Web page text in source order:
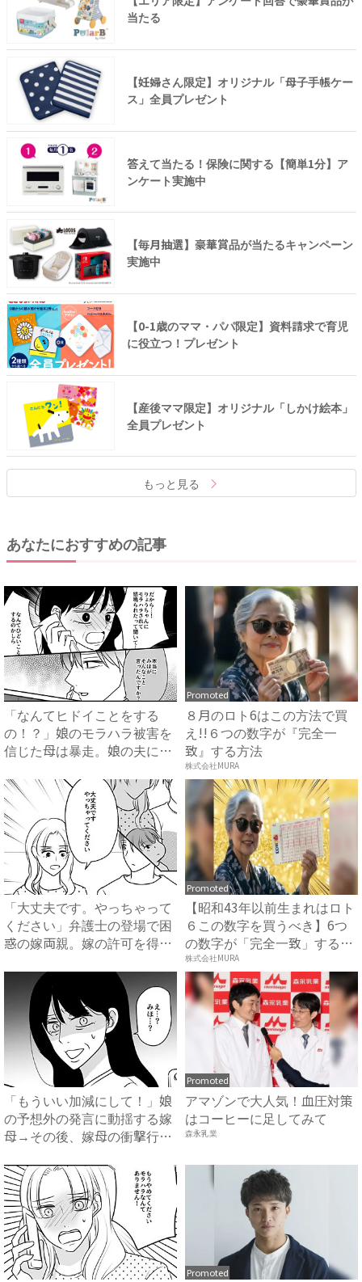
当たる
【妊婦さん限定】オリジナル「母子手帳ケー
ス」全員プレゼント
答えて当たる！保険に関する【簡単1分】ア
ンケート実施中
【毎月抽選】豪華賞品が当たるキャンペーン
実施中
【0-1歳のママ・パパ限定】資料請求で育児
に役立つ！プレゼント
【産後ママ限定】オリジナル「しかけ絵本」
全員プレゼント
もっと見る
あなたにおすすめの記事
「なんてヒドイことをする
の！？」娘のモラハラ被害を
信じた母は暴走。娘の夫に電
Promoted
８月のロト6はこの方法で買
え!!６つの数字が『完全一
致』する方法
株式会社MURA
「大丈夫です。やっちゃって
ください」弁護士の登場で困
惑の嫁両親。嫁の許可を得た
Promoted
【昭和43年以前生まれはロト
６この数字を買うべき】6つ
の数字が「完全一致」する
方...
株式会社MURA
「もういい加減にして！」娘
の予想外の発言に動揺する嫁
母→その後、嫁母の衝撃行動
Promoted
アマゾンで大人気！血圧対策
はコーヒーに足してみて
森永乳業
Promoted